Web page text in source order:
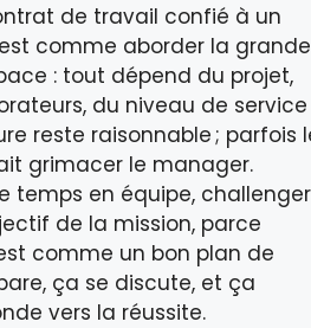
de travail confié à un
comme aborder la grande
: tout dépend du projet,
du niveau de service
reste raisonnable ; parfois
grimacer le manager.
temps en équipe, challenger
de la mission, parce
comme un bon plan de
ça se discute, et ça
vers la réussite.